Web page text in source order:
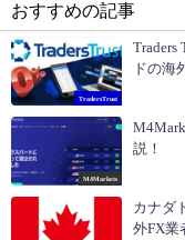
おすすめの記事
TradersTrust
Traders
ドの海
M4Markets
説！
カナダ
外FX業